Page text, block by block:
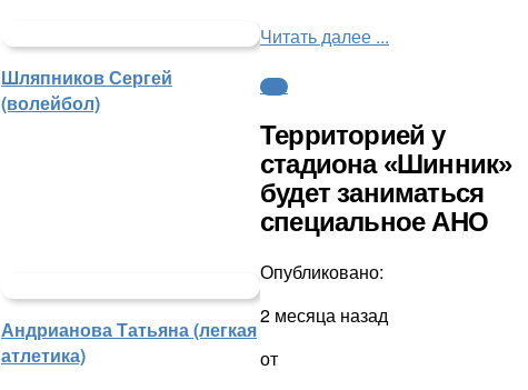
Шляпников Сергей
(волейбол)
Андрианова Татьяна (легкая
атлетика)
Читать далее ...
ФНЛ
Территорией у
стадиона «Шинник»
будет заниматься
специальное АНО
Опубликовано:
2 месяца назад
от